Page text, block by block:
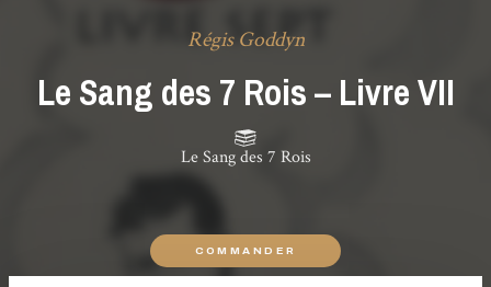
Régis Goddyn
Le Sang des 7 Rois – Livre VII
Le Sang des 7 Rois
COMMANDER